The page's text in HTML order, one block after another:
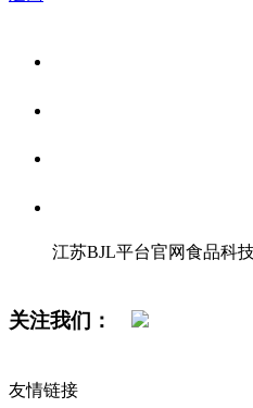
江苏BJL平台官网食品科
关注我们：
友情链接